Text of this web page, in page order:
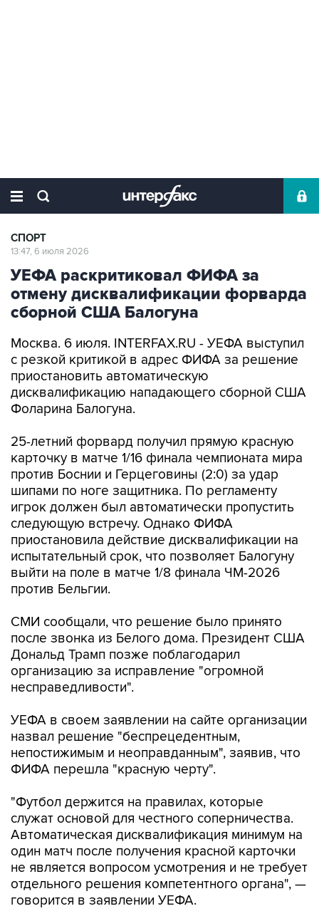
СПОРТ
13:47, 6 июля 2026
УЕФА раскритиковал ФИФА за
отмену дисквалификации форварда
сборной США Балогуна
Москва. 6 июля. INTERFAX.RU - УЕФА выступил
с резкой критикой в адрес ФИФА за решение
приостановить автоматическую
дисквалификацию нападающего сборной США
Фоларина Балогуна.
25-летний форвард получил прямую красную
карточку в матче 1/16 финала чемпионата мира
против Боснии и Герцеговины (2:0) за удар
шипами по ноге защитника. По регламенту
игрок должен был автоматически пропустить
следующую встречу. Однако ФИФА
приостановила действие дисквалификации на
испытательный срок, что позволяет Балогуну
выйти на поле в матче 1/8 финала ЧМ-2026
против Бельгии.
СМИ сообщали, что решение было принято
после звонка из Белого дома. Президент США
Дональд Трамп позже поблагодарил
организацию за исправление "огромной
несправедливости".
УЕФА в своем заявлении на сайте организации
назвал решение "беспрецедентным,
непостижимым и неоправданным", заявив, что
ФИФА перешла "красную черту".
"Футбол держится на правилах, которые
служат основой для честного соперничества.
Автоматическая дисквалификация минимум на
один матч после получения красной карточки
не является вопросом усмотрения и не требует
отдельного решения компетентного органа", —
говорится в заявлении УЕФА.